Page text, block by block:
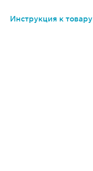
Инструкция к товару